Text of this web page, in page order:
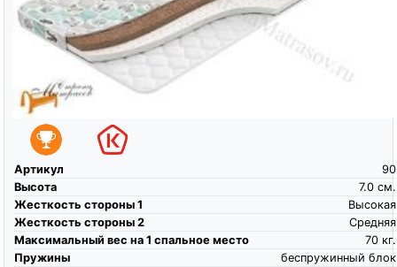
Артикул
90
Высота
см.
7.0
Жесткость стороны 1
Высокая
Жесткость стороны 2
Средняя
Максимальный вес на 1 спальное место
кг.
70
Пружины
беспружинный блок